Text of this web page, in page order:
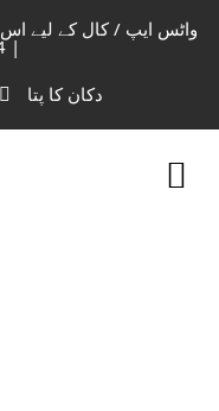
| 03114441614
دکان کا پتا